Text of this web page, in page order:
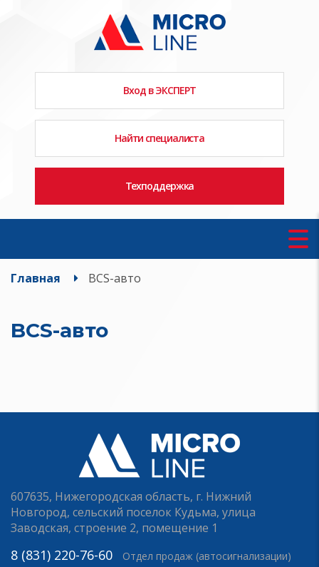
Вход в ЭКСПЕРТ
Найти специалиста
Техподдержка
Главная BCS-авто
BCS-авто
607635, Нижегородская область, г. Нижний
Новгород, сельский поселок Кудьма, улица
Заводская, строение 2, помещение 1
8 (831) 220-76-60 Отдел продаж (автосигнализации)